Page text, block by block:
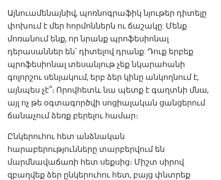
Այնուամենայնիվ, պոռնոգրաֆիկ նյութեր դիտելը
փոխում է մեր հորմոններն ու ճաշակը: Մենք
մոռանում ենք, որ նրանք պրոֆեսիոնալ
դերասաններ են՝ դիտելով դրանք: Դուք երբեք
պրոֆեսիոնալ տեսանյութ չեք նկարահանի
գոլորշու սենյակում, երբ ձեր կինը անկողնում է,
այնպես չէ՞։ Որովհետև նա պետք է գաղտնի մնա,
այլ ոչ թե օգտագործվի սոցիալական ցանցերում
ճանաչում ձեռք բերելու համար։
Ընկերուհու հետ անձնական
հարաբերությունները տարբերվում են
մարմնավաճառի հետ սեքսից։ Միշտ սիրով
զբաղվեք ձեր ընկերուհու հետ, բայց փնտրեք